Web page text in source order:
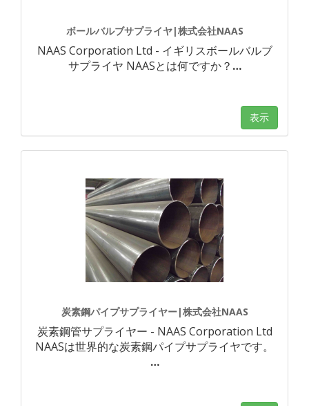
ボールバルブサプライヤ|株式会社NAAS
NAAS Corporation Ltd - イギリスボールバルブ
サプライヤ NAASとは何ですか？ …
表示
炭素鋼パイプサプライヤー|株式会社NAAS
炭素鋼管サプライヤー - NAAS Corporation Ltd
NAASは世界的な炭素鋼パイプサプライヤです。
…